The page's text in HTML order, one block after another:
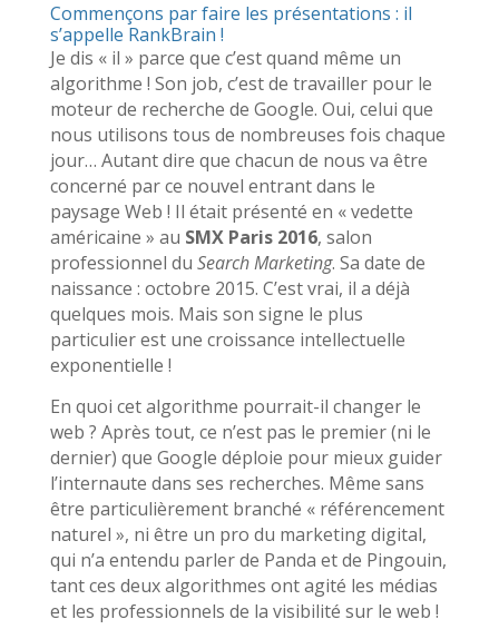
Commençons par faire les présentations : il
s’appelle RankBrain !
Je dis « il » parce que c’est quand même un
algorithme ! Son job, c’est de travailler pour le
moteur de recherche de Google. Oui, celui que
nous utilisons tous de nombreuses fois chaque
jour… Autant dire que chacun de nous va être
concerné par ce nouvel entrant dans le
paysage Web ! Il était présenté en « vedette
américaine » au SMX Paris 2016, salon
professionnel du Search Marketing. Sa date de
naissance : octobre 2015. C’est vrai, il a déjà
quelques mois. Mais son signe le plus
particulier est une croissance intellectuelle
exponentielle !
En quoi cet algorithme pourrait-il changer le
web ? Après tout, ce n’est pas le premier (ni le
dernier) que Google déploie pour mieux guider
l’internaute dans ses recherches. Même sans
être particulièrement branché « référencement
naturel », ni être un pro du marketing digital,
qui n’a entendu parler de Panda et de Pingouin,
tant ces deux algorithmes ont agité les médias
et les professionnels de la visibilité sur le web !